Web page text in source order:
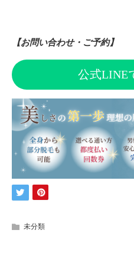
【お問い合わせ・ご予約】
公式LINE
未分類